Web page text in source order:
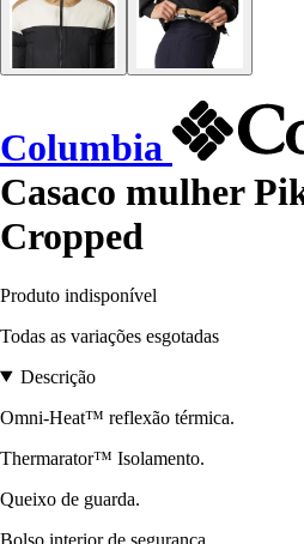
Columbia
Casaco mulher
Cropped
Produto indisponível
Todas as variações esgotadas
Descrição
Omni-Heat™ reflexão térmica.
Thermarator™ Isolamento.
Queixo de guarda.
Bolso interior de segurança.